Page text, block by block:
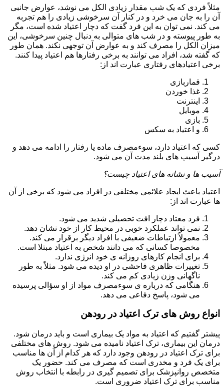
مثلاً فردی که یک شب مقدار زیادی الکل می نوشد، عوارض جانبی
آن را به جان می خرد و در کنار آن سرخوشی زیادی را هم تجربه
می کند. نمی توان به این فرد گفت که دچار اعتیاد شده است، مگر
به طور پیوسته و در شب های متوالی به دنبال چنین سرخوشی، این
میزان الکل را مصرف کند و به عوارض آن توجهی نکند. همان طور
که گفته شد، افراد می توانند به برخی رفتارها هم اعتیاد پیدا کنند.
برخی اعتیادهای رفتاری عبارت اند از:
قماربازی
غذا خوردن
اینترنت
موبایل
بازی
و اعتیاد به سکس
کسی که اعتیاد دارد، سوءمصرف ماده یا رفتار را ادامه می دهد و
درگیر آسیب های بلند مدت آن می شود.
آسیب ها و نشانه های اعتیاد چیست؟
اعتیاد باعث ایجاد علائمی مختلفی در افراد می شود که برخی از آن
ها عبارت اند از:
فرد معتاد دچار افت تحصیلی شدید می شود.
نمی تواند عملکرد خوبی در محیط کار از خود نشان دهد.
معمولاً ارتباطات ضعیفی با افراد دیگر برقرار می کند.
مخصوصا کسانی که می دانند شخص به اعتیاد مبتلا است.
برای انجام کارهای روزانه ی خود انرژی ندارد.
تغییرات ظاهری فاحشی در او دیده می شود. مثلاً به طور
ناگهانی وزن زیادی کم می کند.
هنگامی که درباره ی سوءمصرف مواد از او سؤالی پرسیده
می شود، پاسخ دفاعی می دهد.
انواع روش های ترک اعتیاد در رودهن
پیشتر گفتیم که اعتیاد به مواد یک بیماری است و باید درمان شود.
درمان این بیماری، ترک اعتیاد نامیده می شود. روش های مختلفی
برای ترک اعتیاد در رودهن وجود دارد که هر کدام از آن ها مناسب
برای یک فرد و مخدری است که مصرف می کند. حضور یک
متخصص روانپزشک برای تصمیم گیری در رابطه با انتخاب روش
مناسب برای ترک اعتیاد ضروری است.